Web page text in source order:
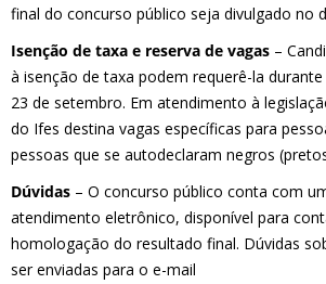
final do concurso público seja divulgado no
Isenção de taxa e reserva de vagas –
à isenção de taxa podem requerê-la
23 de setembro. Em atendimento à
do Ifes destina vagas específicas para
pessoas que se autodeclaram negros
Dúvidas – O concurso público conta com
atendimento eletrônico, disponível para
homologação do resultado final. Dúvidas
ser enviadas para o e-mail